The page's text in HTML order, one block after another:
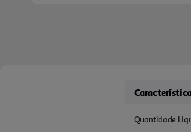
Quantidade